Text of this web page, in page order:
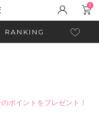
0
RANKING
ポイントをプレゼント！